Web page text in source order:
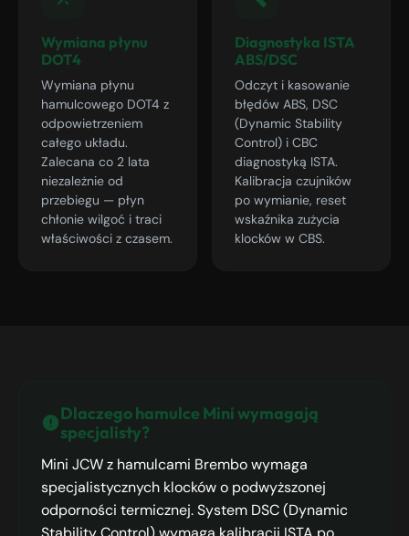
Wymiana płynu
DOT4
Wymiana płynu
hamulcowego DOT4 z
odpowietrzeniem
całego układu.
Zalecana co 2 lata
niezależnie od
przebiegu — płyn
chłonie wilgoć i traci
właściwości z czasem.
Diagnostyka ISTA
ABS/DSC
Odczyt i kasowanie
błędów ABS, DSC
(Dynamic Stability
Control) i CBC
diagnostyką ISTA.
Kalibracja czujników
po wymianie, reset
wskaźnika zużycia
klocków w CBS.
Dlaczego hamulce Mini wymagają
specjalisty?
Mini JCW z hamulcami Brembo wymaga
specjalistycznych klocków o podwyższonej
odporności termicznej. System DSC (Dynamic